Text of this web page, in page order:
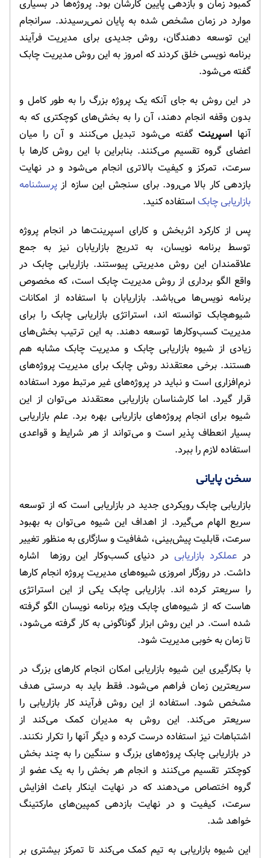
کمبود زمان و بازدهی پایین کارشان بود. پروژه‌ها در بسیاری
موارد در زمان مشخص شده به پایان نمی‌رسیدند. سرانجام
این توسعه دهندگان، روش جدیدی برای مدیریت فرآیند
برنامه نویسی خلق کردند که امروز به این روش مدیریت چابک
گفته می‌شود.
در این روش به جای آنکه یک پروژه بزرگ را به طور کامل و
بدون وقفه انجام دهند، آن را به بخش‌های کوچکتری که به
آنها اسپرینتگفته می‌شود تبدیل می‌کنند و آن را میان
اعضای گروه تقسیم می‌کنند. بنابراین با این روش کارها با
سرعت، تمرکز و کیفیت بالاتری انجام می‌شود و در نهایت
بازدهی کار بالا می‌رود. برای سنجش این سازه از پرسشنامه
بازاریابی چابک استفاده کنید.
پس از کارکرد اثربخش و کارای اسپرینت‌ها در انجام پروژه
توسط برنامه نویسان، به تدریج بازاریابان نیز به جمع
علاقمندان این روش مدیریتی پیوستند. بازاریابی چابک در
واقع الگو برداری از روش مدیریت چابک است، که مخصوص
برنامه نویس‌ها می‌باشد. بازاریابان با استفاده از امکانات
شیوهچابک توانسته اند، استراتژی بازاریابی چابک را برای
مدیریت کسب‌وکارها توسعه دهند. به این ترتیب بخش‌های
زیادی از شیوه بازاریابی چابک و مدیریت چابک مشابه هم
هستند. برخی معتقدند روش چابک برای مدیریت پروژه‌های
نرم‌افزاری است و نباید در پروژه‌های غیر مرتبط مورد استفاده
قرار گیرد. اما کارشناسان بازاریابی معتقدند می‌توان از این
شیوه برای انجام پروژه‌های بازاریابی بهره برد. علم بازاریابی
بسیار انعطاف پذیر است و می‌تواند از هر شرایط و قواعدی
استفاده لازم را ببرد.
سخن پایانی
بازاریابی چابک رویکردی جدید در بازاریابی است که از توسعه
سریع الهام می‌گیرد. از اهداف این شیوه می‌توان به بهبود
سرعت، قابلیت پیش‌بینی، شفافیت و سازگاری به منظور تغییر
در عملکرد بازاریابیدر دنیای کسب‌وکار این روزها اشاره
داشت. در روزگار امروزی شیوه‌های مدیریت پروژه انجام کارها
را سریعتر کرده اند. بازاریابی چابک یکی از این استراتژی
هاست که از شیوه‌های چابک ویژه برنامه نویسان الگو گرفته
شده است. در این روش ابزار گوناگونی به کار گرفته می‌شود،
تا زمان به خوبی مدیریت شود.
با بکارگیری این شیوه بازاریابی امکان انجام کارهای بزرگ در
سریعترین زمان فراهم می‌شود. فقط باید به درستی هدف
مشخص شود. استفاده از این روش فرآیند کار بازاریابی را
سریعتر می‌کند. این روش به مدیران کمک می‌کند از
اشتباهات نیز استفاده درست کرده و دیگر آنها را تکرار نکنند.
در بازاریابی چابک پروژه‌های بزرگ و سنگین را به چند بخش
کوچکتر تقسیم می‌کنند و انجام هر بخش را به یک عضو از
گروه اختصاص می‌دهند که در نهایت اینکار باعث افزایش
سرعت، کیفیت و در نهایت بازدهی کمپین‌های مارکتینگ
خواهد شد.
این شیوه بازاریابی به تیم کمک می‌کند تا تمرکز بیشتری بر